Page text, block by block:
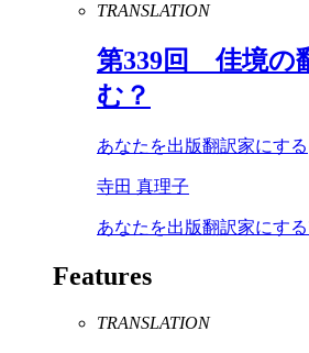
TRANSLATION
第339回 佳境の
む？
あなたを出版翻訳家にする
寺田 真理子
あなたを出版翻訳家にす
Features
TRANSLATION